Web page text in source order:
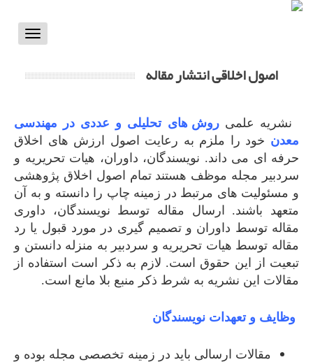
Toggle
اصول اخلاقی انتشار مقاله
نشریه علمی روش های تحلیلی و عددی در مهندسی
معدن خود را ملزم به رعایت اصول ارزش های اخلاق
حرفه ای می داند. نویسندگان، داوران، هیات تحریریه و
سردبیر مجله موظف هستند تمام اصول اخلاق پژوهشی
و مسئولیت های مرتبط در زمینه چاپ را دانسته و به آن
متعهد باشند. ارسال مقاله توسط نویسندگان، داوری
مقاله توسط داوران و تصمیم گیری در مورد قبول یا رد
مقاله توسط هیات تحریریه و سردبیر به منزله دانستن و
تبعیت از این حقوق است. لازم به ذکر است استفاده از
مقالات این نشریه به شرط ذکر منبع بلا مانع است.
وظایف و تعهدات نویسندگان
مقالات ارسالی باید در زمینه­ تخصصی مجله بوده و